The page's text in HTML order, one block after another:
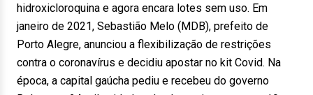
hidroxicloroquina e agora encara lotes sem uso. Em
janeiro de 2021, Sebastião Melo (MDB), prefeito de
Porto Alegre, anunciou a flexibilização de restrições
contra o coronavírus e decidiu apostar no kit Covid. Na
época, a capital gaúcha pediu e recebeu do governo